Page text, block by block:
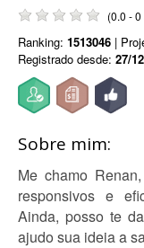
(0.0 -
Ranking: 1513046 |
Registrado desde: 27/
Sobre mim:
Me chamo
responsivos e
Ainda, posso te
ajudo sua ideia a